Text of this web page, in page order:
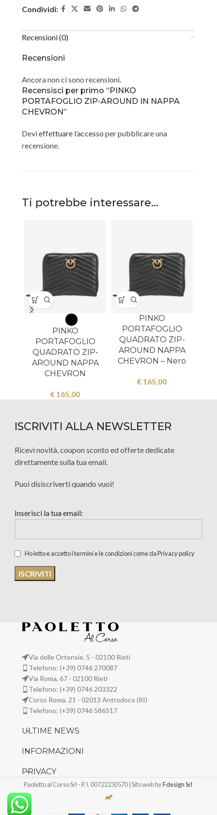
Condividi:
Recensioni (0)
Recensioni
Ancora non ci sono recensioni.
Recensisci per primo “PINKO
PORTAFOGLIO ZIP-AROUND IN NAPPA
CHEVRON”
Devieffettuare l’accesso per pubblicare una
recensione.
Ti potrebbe interessare…
PINKO
PORTAFOGLIO
QUADRATO ZIP-
AROUND NAPPA
CHEVRON
€ 165,00
PINKO
PORTAFOGLIO
QUADRATO ZIP-
AROUND NAPPA
CHEVRON – Nero
€ 165,00
ISCRIVITI ALLA NEWSLETTER
Ricevi novità, coupon sconto ed offerte dedicate
direttamente sulla tua email.
Puoi disiscriverti quando vuoi!
Inserisci la tua email:
Ho letto e accetto i termini e le condizioni come da Privacy policy
Via delle Ortensie, 5 - 02100 Rieti
Telefono: (+39) 0746 270087
Via Roma, 67 - 02100 Rieti
Telefono: (+39) 0746 203322
Corso Roma, 21 - 02013 Antrodoco (RI)
Telefono: (+39) 0746 586517
ULTIME NEWS
INFORMAZIONI
PRIVACY
Paoletto al Corso Srl - P. I. 00722230570 | Sito web byFdesign Srl